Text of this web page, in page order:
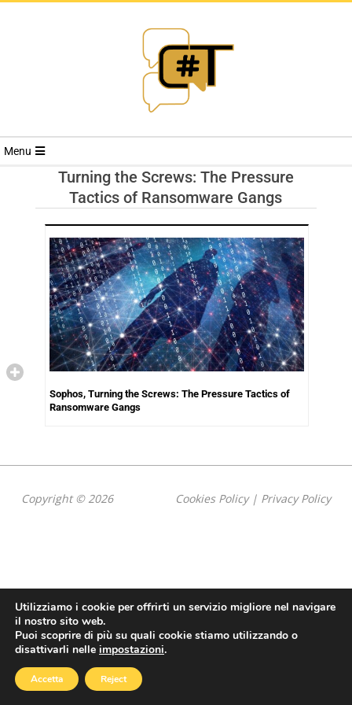
RIVISTA
TRENDS
Menu
Turning the Screws: The Pressure
Tactics of Ransomware Gangs
Sophos, Turning the Screws: The Pressure Tactics of
Ransomware Gangs
Copyright © 2026 Cookies Policy| Privacy Policy
Utilizziamo i cookie per offrirti un servizio migliore nel navigare
il nostro sito web.
Puoi scoprire di più su quali cookie stiamo utilizzando o
disattivarli nelle impostazioni.
Accetta Reject